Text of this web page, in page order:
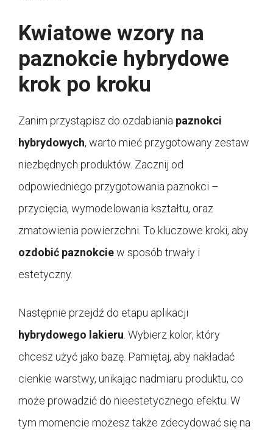
Kwiatowe wzory na
paznokcie hybrydowe
krok po kroku
Zanim przystąpisz do ozdabiania paznokci
hybrydowych, warto mieć przygotowany zestaw
niezbędnych produktów. Zacznij od
odpowiedniego przygotowania paznokci –
przycięcia, wymodelowania kształtu, oraz
zmatowienia powierzchni. To kluczowe kroki, aby
ozdobić paznokciew sposób trwały i
estetyczny.
Następnie przejdź do etapu aplikacji
hybrydowego lakieru . Wybierz kolor, który
chcesz użyć jako bazę. Pamiętaj, aby nakładać
cienkie warstwy, unikając nadmiaru produktu, co
może prowadzić do nieestetycznego efektu. W
tym momencie możesz także zdecydować się na